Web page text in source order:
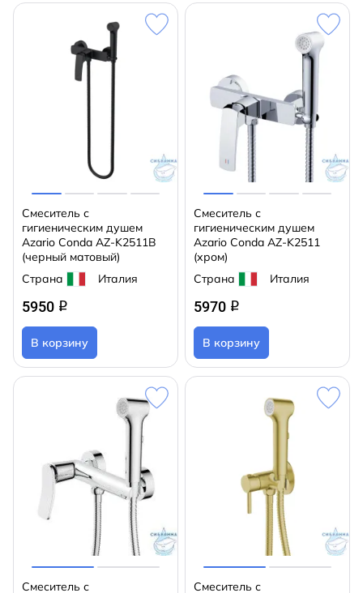
Смеситель с
гигиеническим душем
Azario Conda AZ-K2511B
(черный матовый)
Страна
Италия
5950 q
В корзину
Смеситель с
гигиеническим душем
Azario Conda AZ-K2511
(хром)
Страна
Италия
5970 q
В корзину
Смеситель с
Смеситель с